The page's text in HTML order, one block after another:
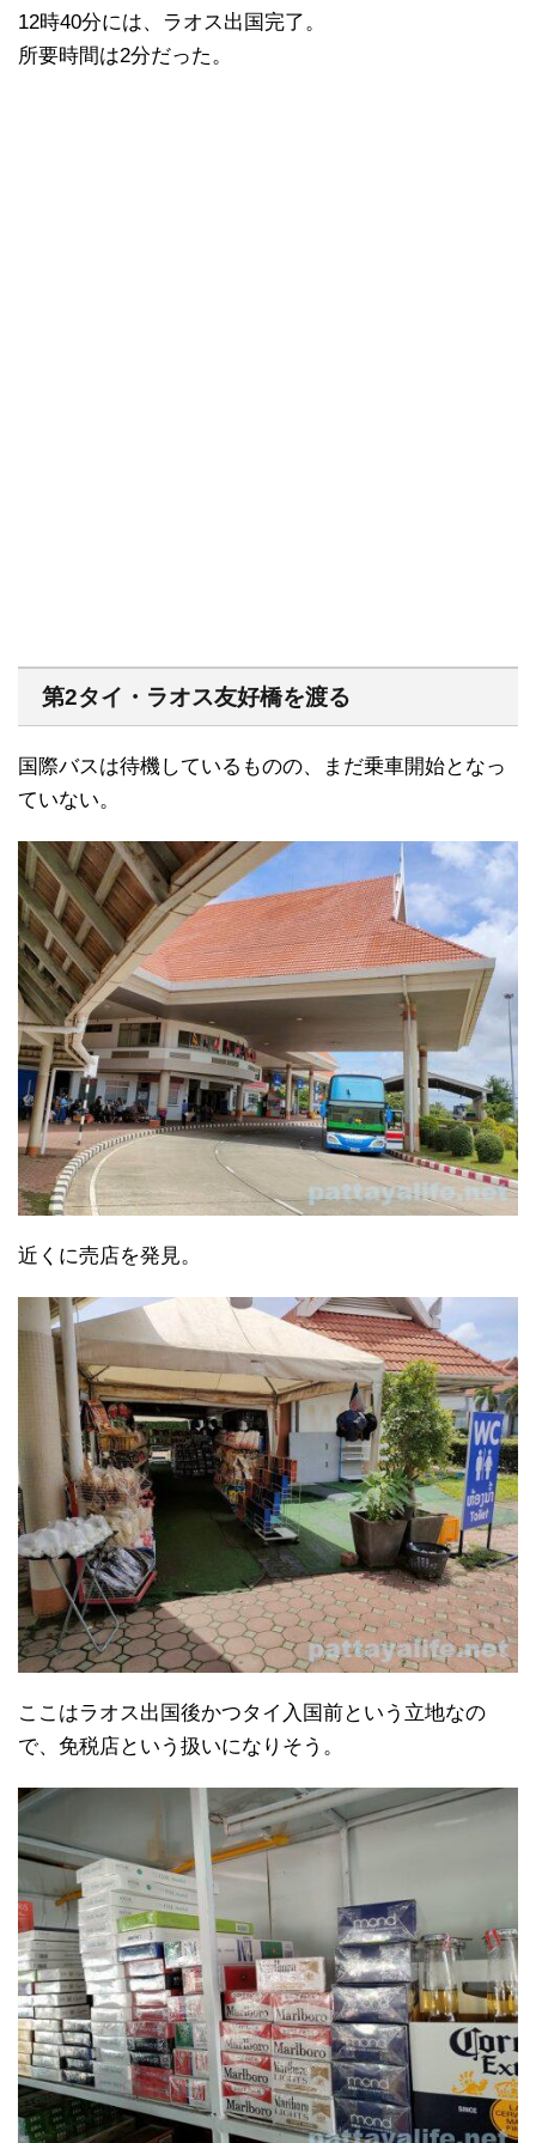
12時40分には、ラオス出国完了。
所要時間は2分だった。
第2タイ・ラオス友好橋を渡る
国際バスは待機しているものの、まだ乗車開始となっ
ていない。
近くに売店を発見。
ここはラオス出国後かつタイ入国前という立地なの
で、免税店という扱いになりそう。